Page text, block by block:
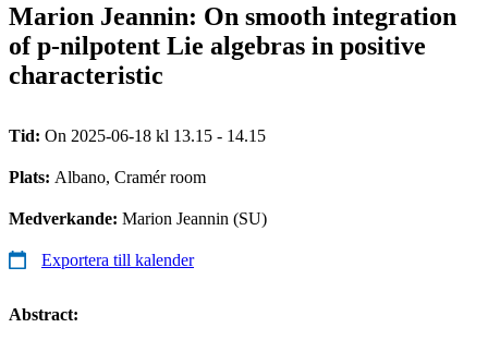
Marion Jeannin: On smooth integration
of p-nilpotent Lie algebras in positive
characteristic
Tid: On 2025-06-18 kl 13.15 - 14.15
Plats: Albano, Cramér room
Medverkande: Marion Jeannin (SU)
Exportera till kalender
Abstract: